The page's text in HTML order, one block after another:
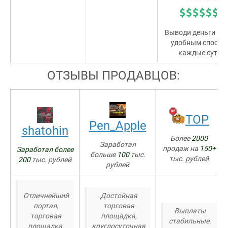
Выводи деньги
удобным
каждые сутки!
ОТЗЫВЫ ПРОДАВЦОВ:
shatohin
Заработал более
200тыс. рублей
Pen_Apple
Заработал
больше 100тыс.
рублей
TOP
Более2000
продаж на 150+
тыс. рублей
Отличнейший
портал,
торговая
площадка,
Достойная
торговая
площадка,
круглосуточная
Выплаты
стабильные.